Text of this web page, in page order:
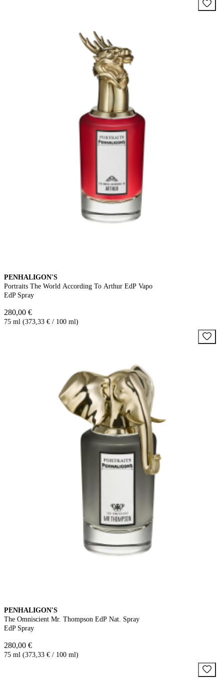
PENHALIGON'S
Portraits The World According To Arthur EdP Vapo
EdP Spray
280,00 €
75 ml (373,33 € / 100 ml)
PENHALIGON'S
The Omniscient Mr. Thompson EdP Nat. Spray
EdP Spray
280,00 €
75 ml (373,33 € / 100 ml)